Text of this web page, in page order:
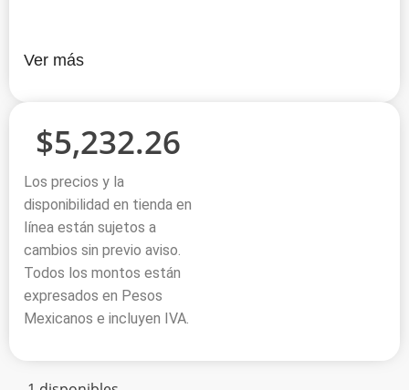
Ver más
$5,232.26
Los precios y la
disponibilidad en tienda en
línea están sujetos a
cambios sin previo aviso.
Todos los montos están
expresados en Pesos
Mexicanos e incluyen IVA.